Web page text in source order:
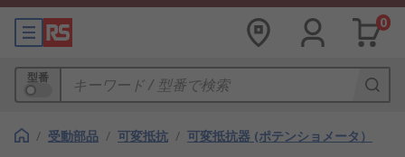
0
型番
/ 受動部品 / 可変抵抗 / 可変抵抗器 (ポテンショメータ）